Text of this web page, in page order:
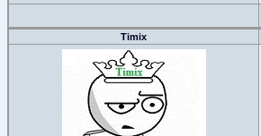
Timix